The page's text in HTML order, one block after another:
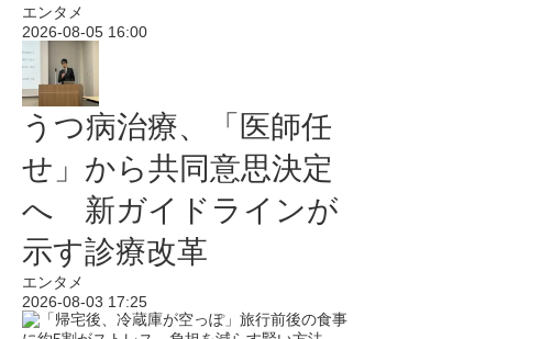
エンタメ
2026-08-05 16:00
うつ病治療、「医師任
せ」から共同意思決定
へ 新ガイドラインが
示す診療改革
エンタメ
2026-08-03 17:25